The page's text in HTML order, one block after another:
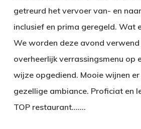
getreurd het vervoer van- en
inclusief en prima geregeld. Wat
We worden deze avond verwend
overheerlijk verrassingsmenu op
wijze opgediend. Mooie wijnen er
gezellige ambiance. Proficiat en
TOP restaurant…….